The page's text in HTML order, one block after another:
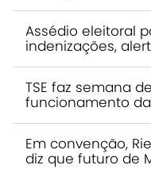
Assédio eleitoral
indenizações,
TSE faz semana
funcionamento
Em convenção,
diz que futuro de